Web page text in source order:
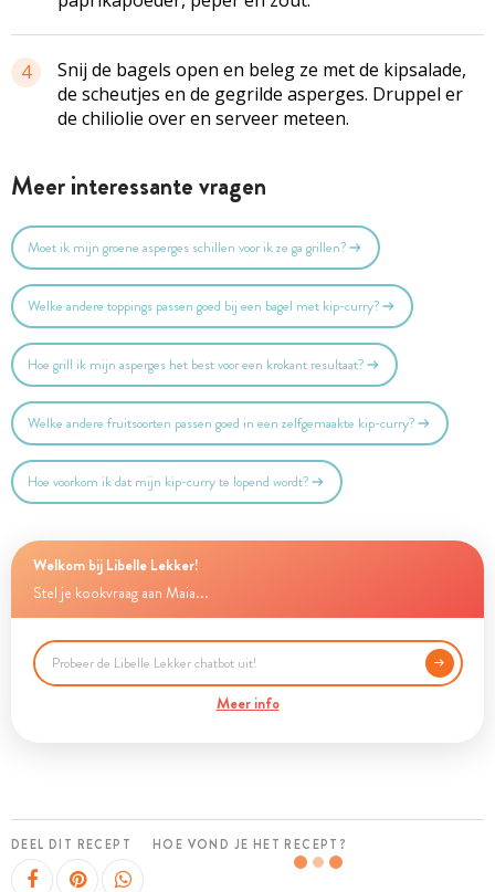
4
Snij de bagels open en beleg ze met de kipsalade,
de scheutjes en de gegrilde asperges. Druppel er
de chiliolie over en serveer meteen.
Meer interessante vragen
Moet ik mijn groene asperges schillen voor ik ze ga grillen?
Welke andere toppings passen goed bij een bagel met kip-curry?
Hoe grill ik mijn asperges het best voor een krokant resultaat?
Welke andere fruitsoorten passen goed in een zelfgemaakte kip-curry?
Hoe voorkom ik dat mijn kip-curry te lopend wordt?
Welkom bij Libelle Lekker!
Stel je kookvraag aan Maia...
Meer info
DEEL DIT RECEPT HOE VOND JE HET RECEPT?